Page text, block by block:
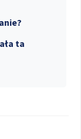
ta